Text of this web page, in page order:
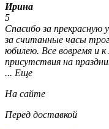
Ирина
5
Спасибо за прекрасную
за считанные часы
юбилею. Все вовремя и
присутствия на
... Еще
На сайте
Перед доставкой